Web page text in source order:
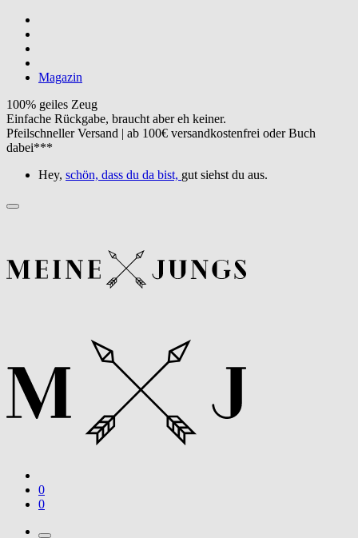
Magazin
100% geiles Zeug
Einfache Rückgabe, braucht aber eh keiner.
Pfeilschneller Versand | ab 100€ versandkostenfrei oder Buch
dabei***
Hey, schön, dass du da bist, gut siehst du aus.
0
0